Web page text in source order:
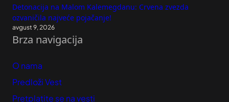
Detonacija na Malom Kalemegdanu: Crvena zvezda
ozvaničila najveće pojačanje!
avgust 9, 2026
Brza navigacija
O nama
Predloži Vest
Pretplatite se na vesti